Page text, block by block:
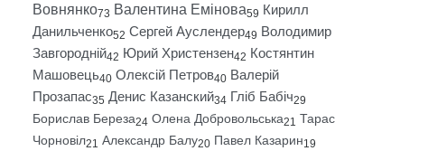
Вовнянко73 Валентина Емінова59 Кирилл
Данильченко52 Сергей Ауслендер49 Володимир
Завгородній42 Юрий Христензен42 Костянтин
Машовець40 Олексій Петров40 Валерій
Прозапас35 Денис Казанский34 Гліб Бабіч29
Борислав Береза24 Олена Добровольська21 Тарас
Чорновіл21 Александр Балу20 Павел Казарин19